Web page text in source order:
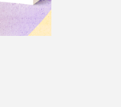
αλλά θαυμάζει όσους
Αντίθετα από πολλούς
ότι δεν έχει
άνθρωποι που